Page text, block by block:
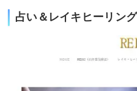
占い＆レイキヒーリン